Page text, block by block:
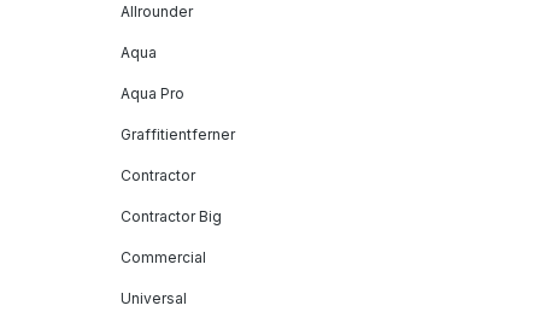
Allrounder
Aqua
Aqua Pro
Graffitientferner
Contractor
Contractor Big
Commercial
Universal